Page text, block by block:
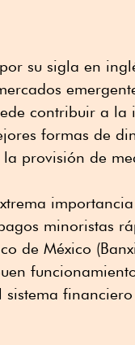
su sigla en
contribuir a la
formas de
provisión de
minoristas
de México